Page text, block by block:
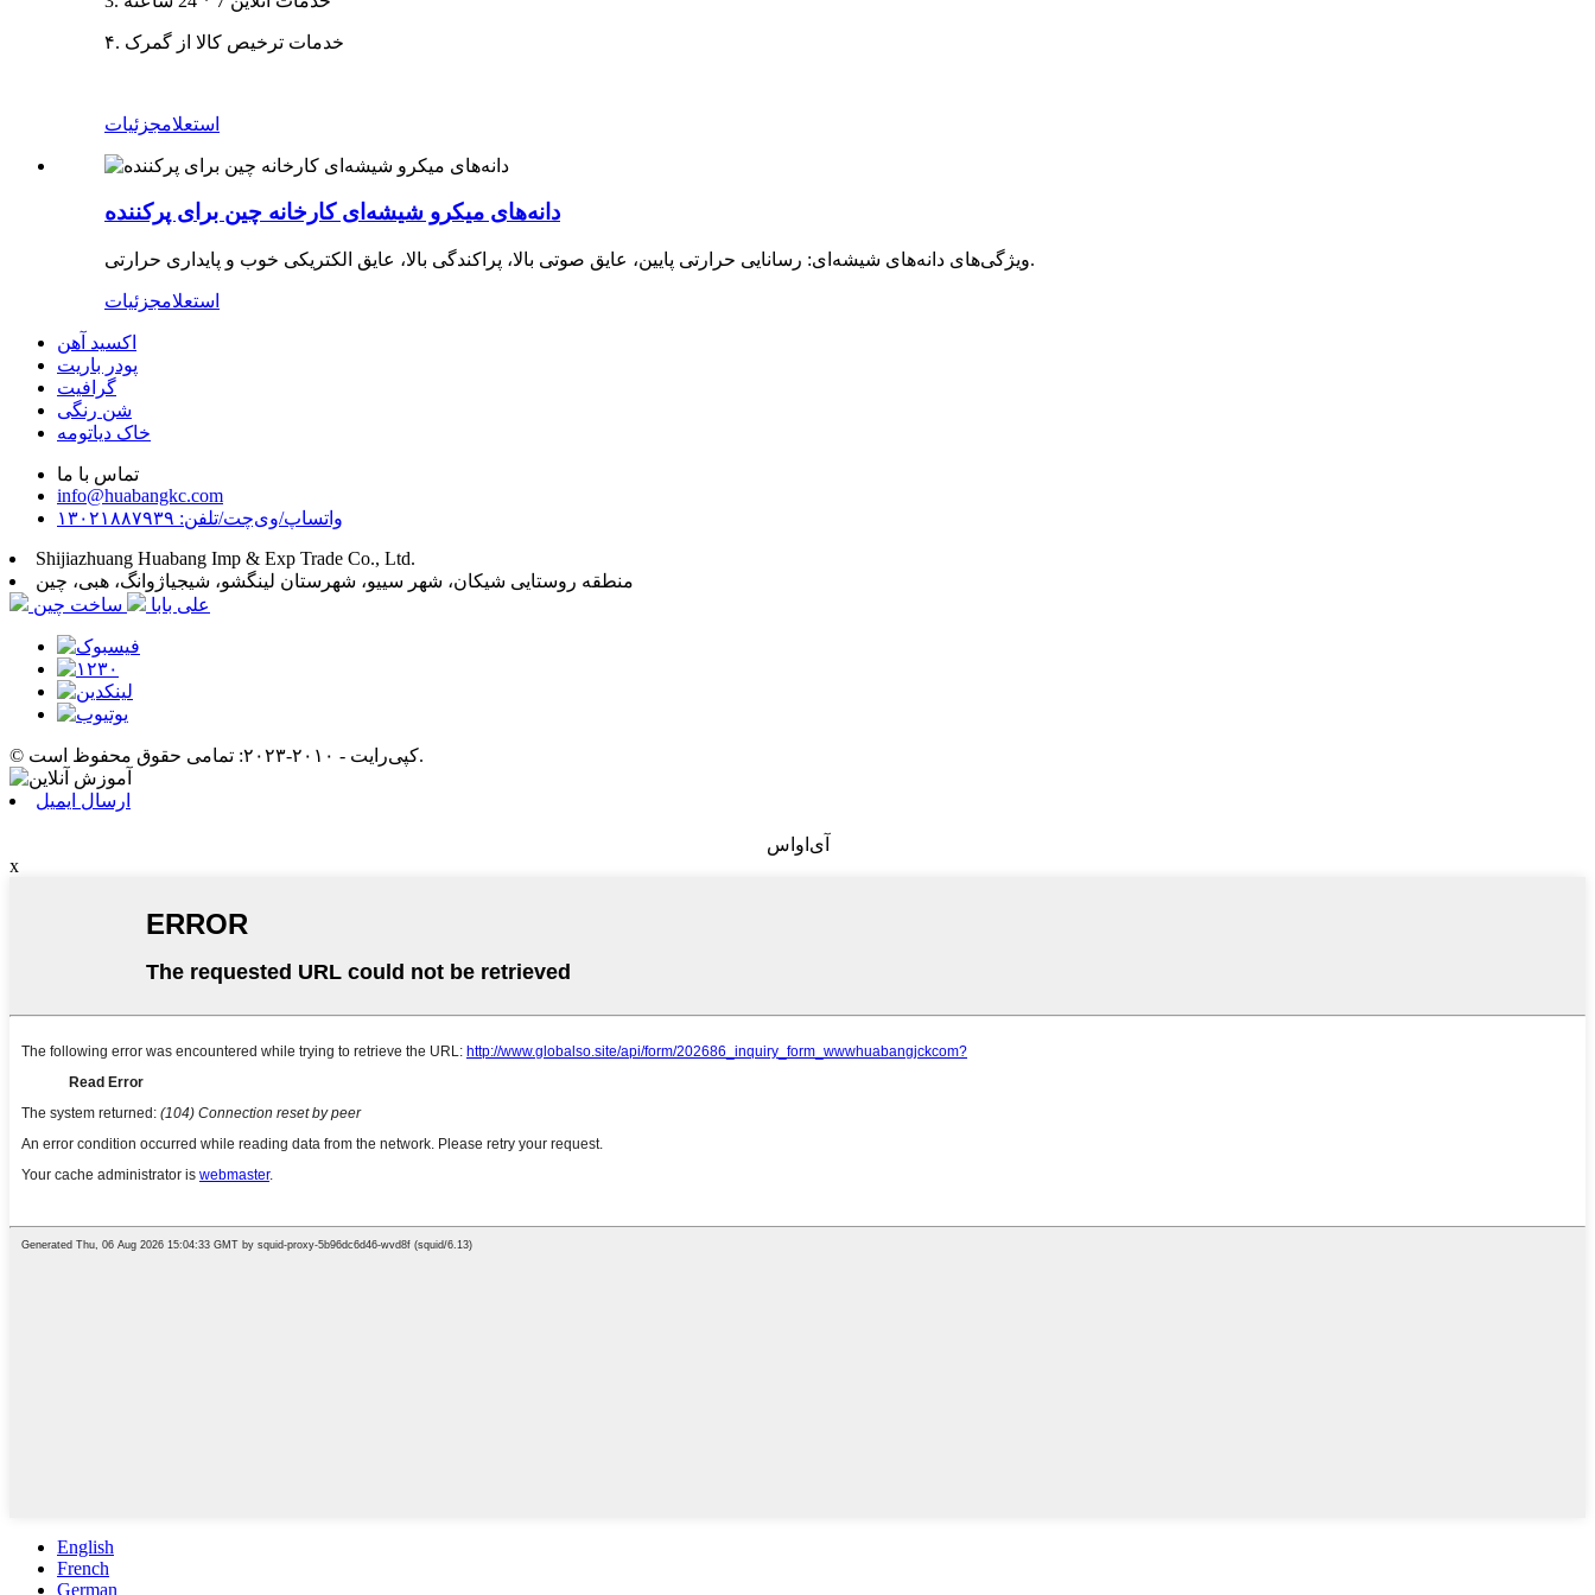
۴. خدمات ترخیص کالا از گمرک
استعلامجزئیات
دانه‌های میکرو شیشه‌ای کارخانه چین برای پرکننده
ویژگی‌های دانه‌های شیشه‌ای: رسانایی حرارتی پایین، عایق صوتی بالا، پراکندگی بالا، عایق الکتریکی خوب و پایداری حرارتی.
استعلامجزئیات
اکسید آهن
پودر باریت
گرافیت
شن رنگی
خاک دیاتومه
تماس با ما
info@huabangkc.com
واتساپ/وی‌چت/تلفن: ۱۳۰۲۱۸۸۷۹۳۹
Shijiazhuang Huabang Imp & Exp Trade Co., Ltd.
منطقه روستایی شیکان، شهر سییو، شهرستان لینگشو، شیجیاژوانگ، هبی، چین
علی بابا
ساخت چین
© کپی‌رایت - ۲۰۱۰-۲۰۲۳: تمامی حقوق محفوظ است.
ارسال ایمیل
آی‌او‌اس
x
English
French
German